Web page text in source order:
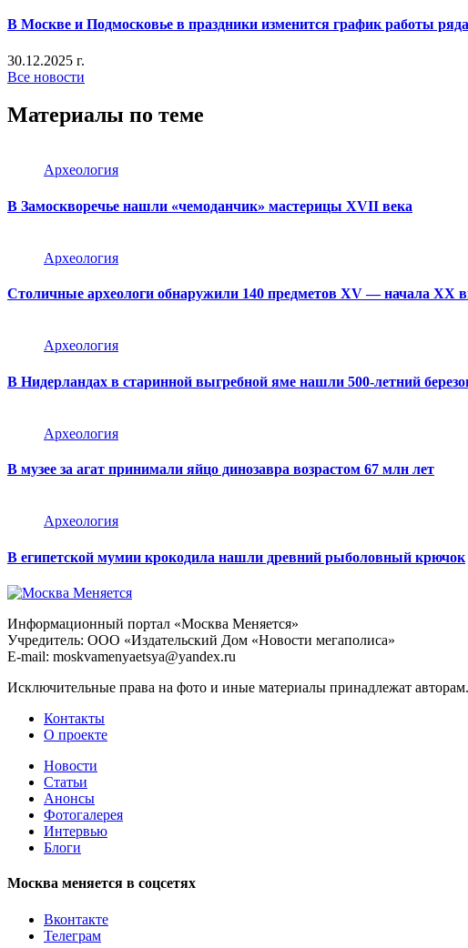
В Москве и Подмосковье в праздники изменится график работы
30.12.2025 г.
Все новости
Материалы по теме
Археология
В Замоскворечье нашли «чемоданчик» мастерицы XVII века
Археология
Столичные археологи обнаружили 140 предметов XV — начала XX
Археология
В Нидерландах в старинной выгребной яме нашли 500-летний
Археология
В музее за агат принимали яйцо динозавра возрастом 67 млн лет
Археология
В египетской мумии крокодила нашли древний рыболовный крючок
Информационный портал «Москва Меняется»
Учредитель: ООО «Издательский Дом «Новости мегаполиса»
E-mail: moskvamenyaetsya@yandex.ru
Исключительные права на фото и иные материалы принадлежат
Контакты
О проекте
Новости
Статьи
Анонсы
Фотогалерея
Интервью
Блоги
Москва меняется в соцсетях
Вконтакте
Телеграм